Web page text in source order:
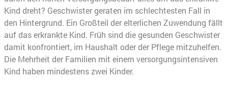
Kind dreht? Geschwister geraten im schlechtesten Fall in
den Hintergrund. Ein Großteil der elterlichen Zuwendung fällt
auf das erkrankte Kind. Früh sind die gesunden Geschwister
damit konfrontiert, im Haushalt oder der Pflege mitzuhelfen.
Die Mehrheit der Familien mit einem versorgungsintensiven
Kind haben mindestens zwei Kinder.